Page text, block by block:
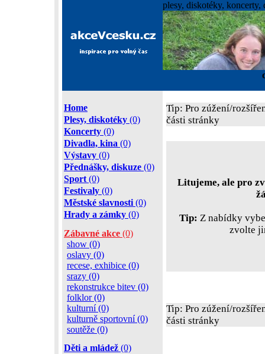
plesy, diskotéky,
Home
Plesy, diskotéky (0)
Koncerty (0)
Divadla, kina (0)
Výstavy (0)
Přednášky, diskuze (0)
Sport (0)
Festivaly (0)
Městské slavnosti (0)
Hrady a zámky (0)
Zábavné akce (0)
show (0)
oslavy (0)
recese, exhibice (0)
srazy (0)
rekonstrukce bitev (0)
folklor (0)
kulturní (0)
kulturně sportovní (0)
soutěže (0)
Děti a mládež (0)
Tip: Pro zúžení/
části stránky
Litujeme, ale pro
Tip: Z nabídky
zvolte
Tip: Pro zúžení/
části stránky